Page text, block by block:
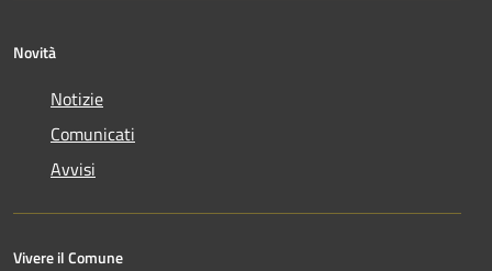
Novità
Notizie
Comunicati
Avvisi
Vivere il Comune